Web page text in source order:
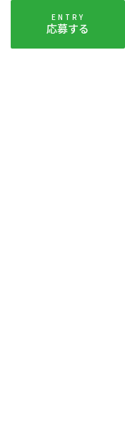
ENTRY
応募する